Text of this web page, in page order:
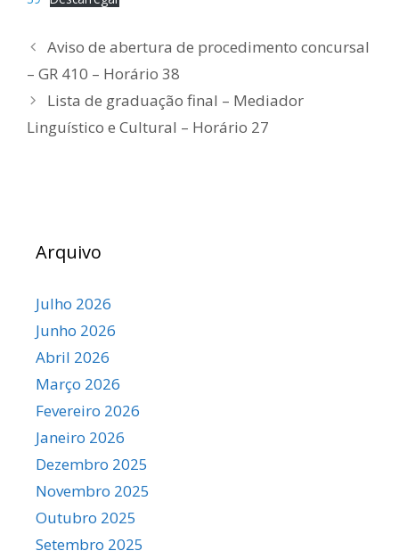
Aviso de abertura de procedimento concursal
– GR 410 – Horário 38
Lista de graduação final – Mediador
Linguístico e Cultural – Horário 27
Arquivo
Julho 2026
Junho 2026
Abril 2026
Março 2026
Fevereiro 2026
Janeiro 2026
Dezembro 2025
Novembro 2025
Outubro 2025
Setembro 2025